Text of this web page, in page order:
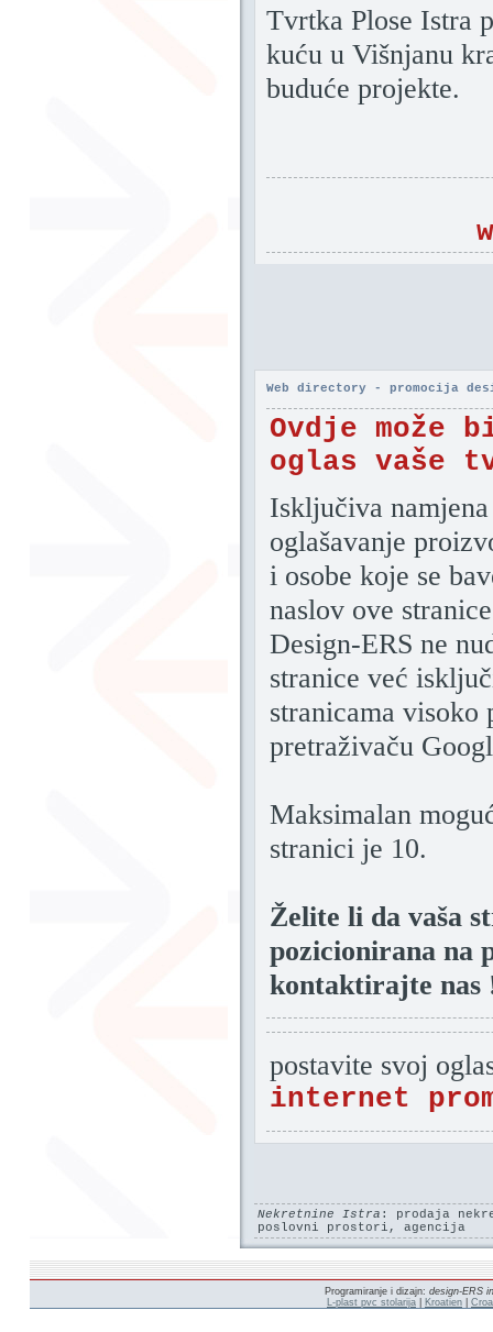
Tvrtka Plose Istra
kuću u Višnjanu
buduće projekte.
Web directory - promocija
Ovdje
oglas vaše
Isključiva
oglašavanje
i osobe koje se
naslov ove
Design-ERS ne
stranice već
stranicama
pretraživaču
Maksimalan
stranici je 10.
Želite li da vaša
pozicionirana na
kontaktirajte nas
postavite svoj
internet
Nekretnine Istra : prodaja
poslovni prostori, agencija
Programiranje i dizajn: design-ERS
L-plast pvc stolarija
Kroatien